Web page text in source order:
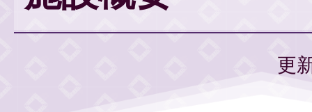
更